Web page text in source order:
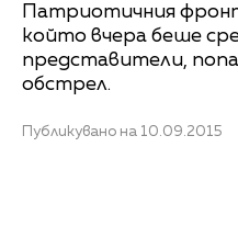
Патриотичния
който вчера беше
представители,
обстрел.
Публикувано на 10.09.2015